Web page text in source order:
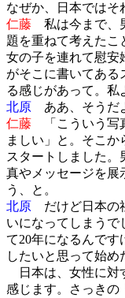
なぜか、日本ではそ
仁藤 私は今まで、
題を重ねて考えたこ
女の子を連れて慰安
がそこに書いてある
る感じがあって。私
北原 ああ、そうだ
仁藤 「こういう写
ましい」と。そこ
スタートしました。
真やメッセージを展
う、と。
北原 だけど日本の
いになってしまうで
て20年になるんです
したいと思って始め
日本は、女性に対
感じます。さっきの